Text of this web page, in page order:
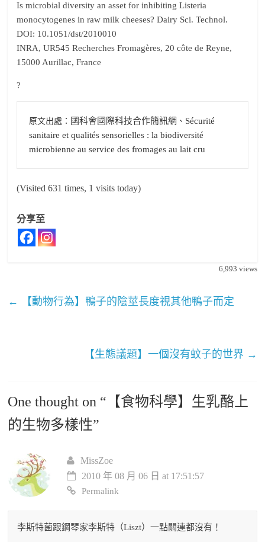
Is microbial diversity an asset for inhibiting Listeria
monocytogenes in raw milk cheeses? Dairy Sci. Technol.
DOI: 10.1051/dst/2010010
INRA, UR545 Recherches Fromagères, 20 côte de Reyne,
15000 Aurillac, France
?
原文出處： 國科會國際科技合作簡訊網 、 Sécurité
sanitaire et qualités sensorielles : la biodiversité
microbienne au service des fromages au lait cru
(Visited 631 times, 1 visits today)
分享至
6,993 views
← 【動物行為】鴨子的陰莖長度視其他鴨子而定
【生態議題】一個沒有蚊子的世界 →
One thought on “ 【食物科學】生乳酪上
的生物多樣性”
MissZoe
2010 年 08 月 06 日 at 17:51:57
Permalink
李斯特菌跟鋼琴家李斯特（Liszt）一點關連都沒有！